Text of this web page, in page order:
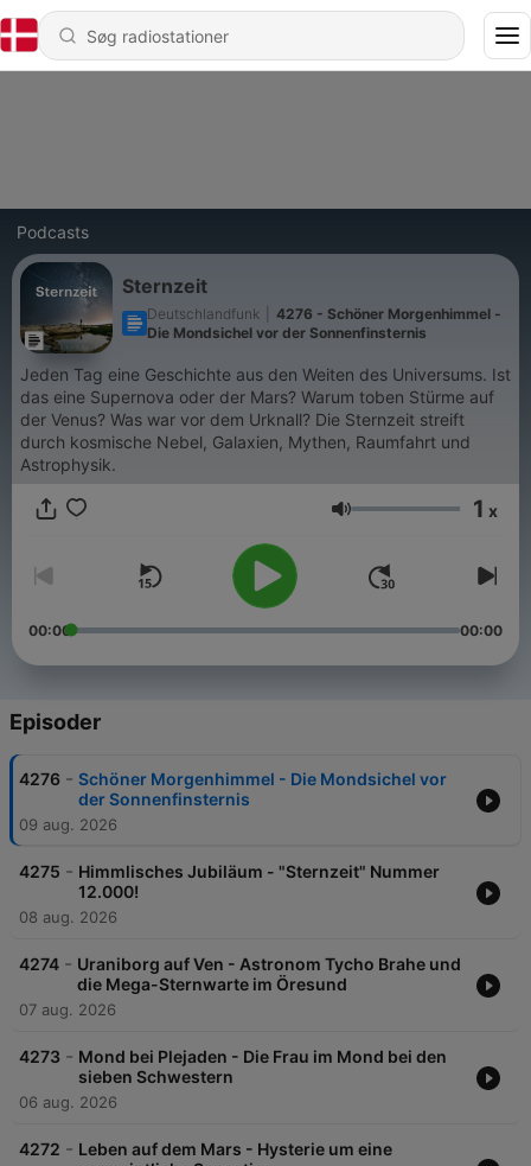
Podcasts
Sternzeit
Deutschlandfunk
4276 - Schöner Morgenhimmel -
Die Mondsichel vor der Sonnenfinsternis
Jeden Tag eine Geschichte aus den Weiten des Universums. Ist
das eine Supernova oder der Mars? Warum toben Stürme auf
der Venus? Was war vor dem Urknall? Die Sternzeit streift
durch kosmische Nebel, Galaxien, Mythen, Raumfahrt und
Astrophysik.
Lydstyrke 1 x
00:00 00:00
Episoder
4276 - Schöner Morgenhimmel - Die Mondsichel vor
der Sonnenfinsternis
09 aug. 2026
4275 - Himmlisches Jubiläum - "Sternzeit" Nummer
12.000!
08 aug. 2026
4274 - Uraniborg auf Ven - Astronom Tycho Brahe und
die Mega-Sternwarte im Öresund
07 aug. 2026
4273 - Mond bei Plejaden - Die Frau im Mond bei den
sieben Schwestern
06 aug. 2026
4272 - Leben auf dem Mars - Hysterie um eine